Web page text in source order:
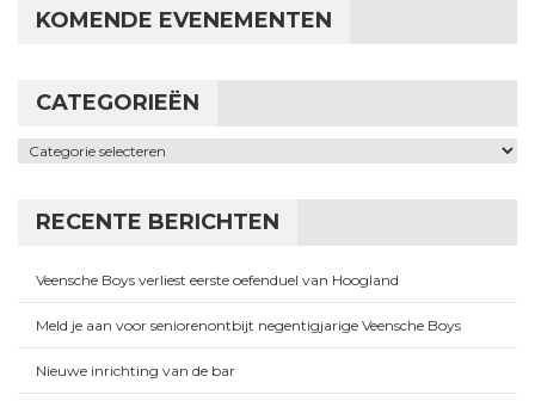
KOMENDE EVENEMENTEN
CATEGORIEËN
Categorieën
RECENTE BERICHTEN
Veensche Boys verliest eerste oefenduel van Hoogland
Meld je aan voor seniorenontbijt negentigjarige Veensche Boys
Nieuwe inrichting van de bar